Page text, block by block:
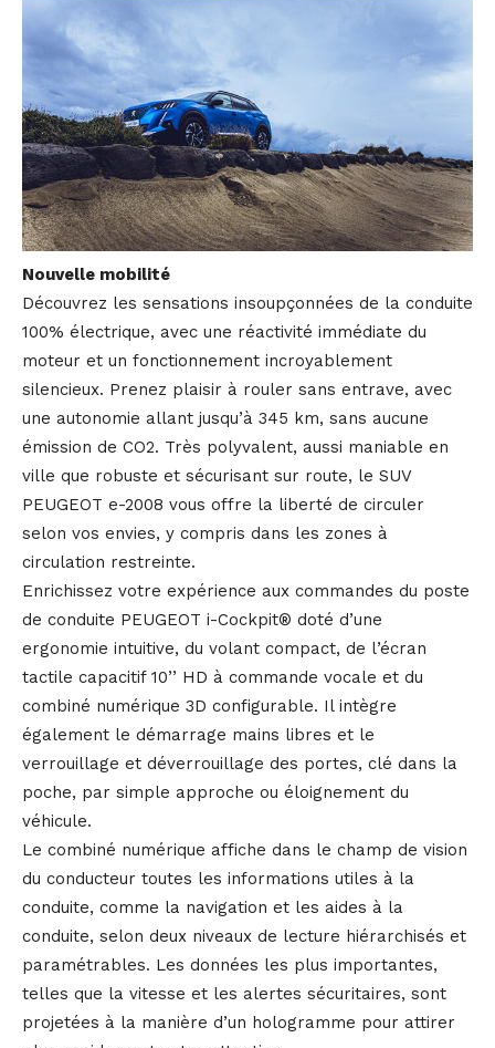
Nouvelle mobilité
Découvrez les sensations insoupçonnées de la conduite
100% électrique, avec une réactivité immédiate du
moteur et un fonctionnement incroyablement
silencieux. Prenez plaisir à rouler sans entrave, avec
une autonomie allant jusqu’à 345 km, sans aucune
émission de CO2. Très polyvalent, aussi maniable en
ville que robuste et sécurisant sur route, le SUV
PEUGEOT e-2008 vous offre la liberté de circuler
selon vos envies, y compris dans les zones à
circulation restreinte.
Enrichissez votre expérience aux commandes du poste
de conduite PEUGEOT i-Cockpit® doté d’une
ergonomie intuitive, du volant compact, de l’écran
tactile capacitif 10’’ HD à commande vocale et du
combiné numérique 3D configurable. Il intègre
également le démarrage mains libres et le
verrouillage et déverrouillage des portes, clé dans la
poche, par simple approche ou éloignement du
véhicule.
Le combiné numérique affiche dans le champ de vision
du conducteur toutes les informations utiles à la
conduite, comme la navigation et les aides à la
conduite, selon deux niveaux de lecture hiérarchisés et
paramétrables. Les données les plus importantes,
telles que la vitesse et les alertes sécuritaires, sont
projetées à la manière d’un hologramme pour attirer